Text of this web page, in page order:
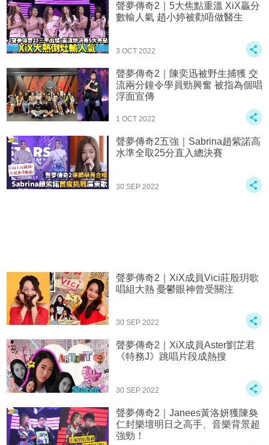
聲夢傳奇2｜5大焦點重溫 XiX贏分
數輸人氣 趙小婷被勸唔做醫生
3 OCT 2022
聲夢傳奇2｜陳奕迅被野生捕獲 交
流兩分鐘令學員勁興奮 被指為個唱
浮面宣傳
1 OCT 2022
聲夢傳奇2五強｜Sabrina趙紫諾高
水準全取25分直入總決賽
30 SEP 2022
聲夢傳奇2｜XiX成員Vici莊殷玥歌
唱組大熱 憂鬱眼神曾受關注
30 SEP 2022
聲夢傳奇2｜XiX成員Aster劉芷君
《特務J》跳唱片段成熱搜
30 SEP 2022
聲夢傳奇2｜Janees黃洛妍獲陳奐
仁封樂壇明日之高手、音樂背景超
強勁！